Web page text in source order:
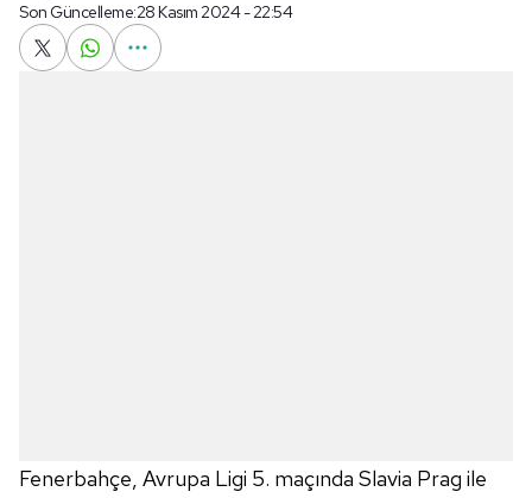
Son Güncelleme:28 Kasım 2024 - 22:54
Fenerbahçe, Avrupa Ligi 5. maçında Slavia Prag ile